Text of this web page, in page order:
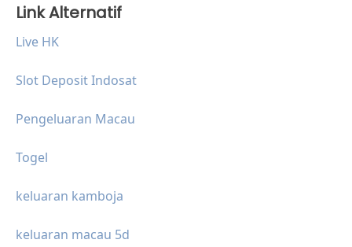
Link Alternatif
Live HK
Slot Deposit Indosat
Pengeluaran Macau
Togel
keluaran kamboja
keluaran macau 5d